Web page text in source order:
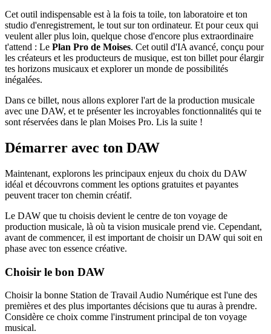
Cet outil indispensable est à la fois ta toile, ton laboratoire et ton
studio d'enregistrement, le tout sur ton ordinateur. Et pour ceux qui
veulent aller plus loin, quelque chose d'encore plus extraordinaire
t'attend : Le Plan Pro de Moises. Cet outil d'IA avancé, conçu pour
les créateurs et les producteurs de musique, est ton billet pour élargir
tes horizons musicaux et explorer un monde de possibilités
inégalées.
Dans ce billet, nous allons explorer l'art de la production musicale
avec une DAW, et te présenter les incroyables fonctionnalités qui te
sont réservées dans le plan Moises Pro. Lis la suite !
Démarrer avec ton DAW
Maintenant, explorons les principaux enjeux du choix du DAW
idéal et découvrons comment les options gratuites et payantes
peuvent tracer ton chemin créatif.
Le DAW que tu choisis devient le centre de ton voyage de
production musicale, là où ta vision musicale prend vie. Cependant,
avant de commencer, il est important de choisir un DAW qui soit en
phase avec ton essence créative.
Choisir le bon DAW
Choisir la bonne Station de Travail Audio Numérique est l'une des
premières et des plus importantes décisions que tu auras à prendre.
Considère ce choix comme l'instrument principal de ton voyage
musical.